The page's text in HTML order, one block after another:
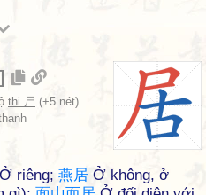
]
thi 尸 (+5 nét)
Ở riêng; 燕居 Ở không, ở